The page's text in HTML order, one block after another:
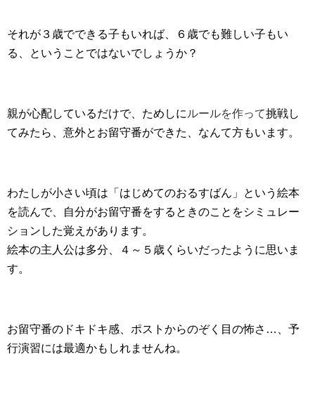
それが３歳でできる子もいれば、６歳でも難しい子もい
る、ということではないでしょうか？
親が心配しているだけで、ためしに ルールを作って挑戦し
てみたら、意外とお留守番ができた、なんて方もいます。
わたしが小さい頃は「はじめてのおるすばん」という絵本
を読んで、自分がお留守番をするときのことをシミュレー
ションした覚えがあります。
絵本の主人公は多分、４～５歳くらいだったように思いま
す。
お留守番のドキドキ感、ポストからのぞく目の怖さ…、予
行演習には最適かもしれませんね。